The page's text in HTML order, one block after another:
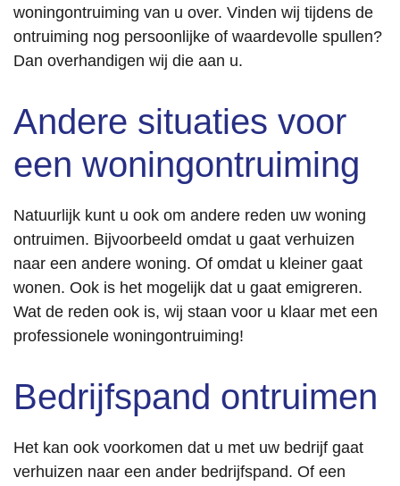
woningontruiming van u over. Vinden wij tijdens de
ontruiming nog persoonlijke of waardevolle spullen?
Dan overhandigen wij die aan u.
Andere situaties voor
een woningontruiming
Natuurlijk kunt u ook om andere reden uw woning
ontruimen. Bijvoorbeeld omdat u gaat verhuizen
naar een andere woning. Of omdat u kleiner gaat
wonen. Ook is het mogelijk dat u gaat emigreren.
Wat de reden ook is, wij staan voor u klaar met een
professionele woningontruiming!
Bedrijfspand ontruimen
Het kan ook voorkomen dat u met uw bedrijf gaat
verhuizen naar een ander bedrijfspand. Of een